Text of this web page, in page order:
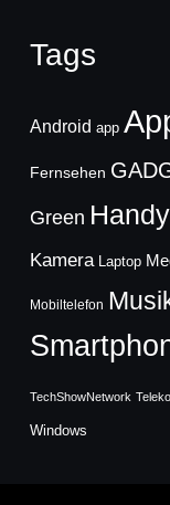
Tags
Android app
Fernsehen
Green Handy
Kamera Laptop
Mobiltelefon
TechShowNetwork
Windows